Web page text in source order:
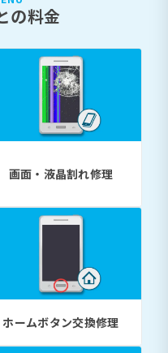
の料金
画面・液晶割れ修理
ホームボタン交換修理